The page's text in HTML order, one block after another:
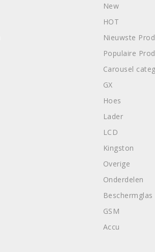
New
HOT
Nieuwste
Populaire
Carousel
GX
Hoes
Lader
LCD
Kingston
Overige
Onderdelen
Beschermglas
GSM
Accu